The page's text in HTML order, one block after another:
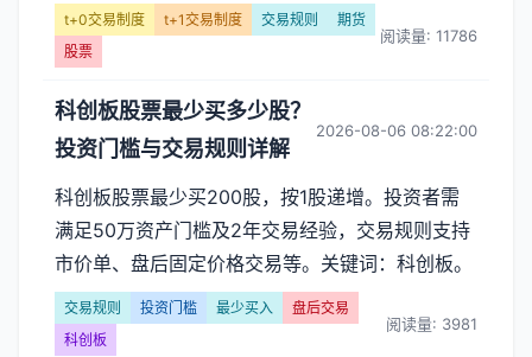
t+0交易制度 t+1交易制度 交易规则
期货
股票
阅读量: 11786
科创板股票最少买多少股？
投资门槛与交易规则详解
2026-08-06 08:22:00
科创板股票最少买200股，按1股递增。投资者需
满足50万资产门槛及2年交易经验，交易规则支持
市价单、盘后固定价格交易等。关键词：科创板。
交易规则 投资门槛 最少买入
盘后交易
科创板
阅读量: 3981